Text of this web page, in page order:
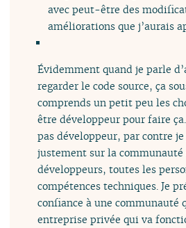
avec peut-être des
améliorations que j’aurais
Évidemment quand je parle
regarder le code source, ça
comprends un petit peu les
être développeur pour faire
pas développeur, par contre
justement sur la communauté
développeurs, toutes les
compétences techniques. Je
confiance à une communauté
entreprise privée qui va